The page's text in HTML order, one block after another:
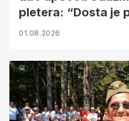
pletera: “Dosta je
ruganja hrvatskim
01.08.2026